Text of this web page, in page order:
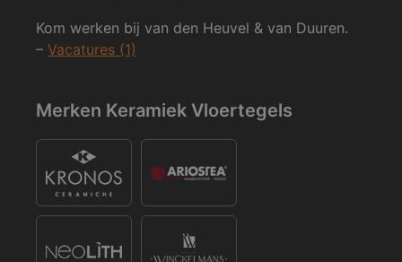
Kom werken bij van den Heuvel & van Duuren.
– Vacatures (1)
Merken Keramiek Vloertegels